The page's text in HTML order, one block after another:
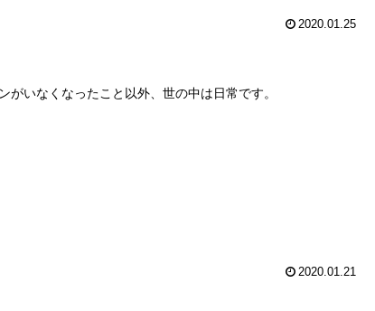
2020.01.25
がいなくなったこと以外、世の中は日常です。
2020.01.21